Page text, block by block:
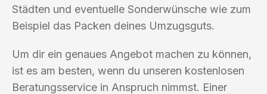
Städten und eventuelle Sonderwünsche wie zum
Beispiel das Packen deines Umzugsguts.
Um dir ein genaues Angebot machen zu können,
ist es am besten, wenn du unseren kostenlosen
Beratungsservice in Anspruch nimmst. Einer